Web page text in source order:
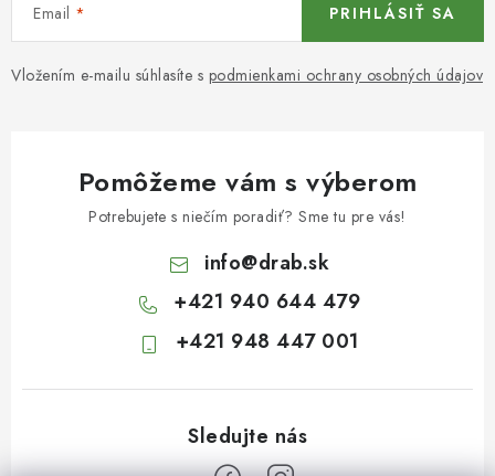
Email
Vložením e-mailu súhlasíte s podmienkami ochrany osobných údajov
PRIHLÁSIŤ SA
Pomôžeme vám s výberom
Potrebujete s niečím poradiť? Sme tu pre vás!
info@drab.sk
+421 940 644 479
+421 948 447 001